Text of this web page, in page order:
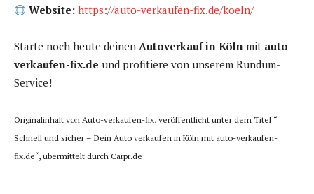
Website:https://auto-verkaufen-fix.de/koeln/
Starte noch heute deinen Autoverkauf in Köln mit auto-
verkaufen-fix.de und profitiere von unserem Rundum-
Service!
Originalinhalt von Auto-verkaufen-fix, veröffentlicht unter dem Titel “
Schnell und sicher – Dein Auto verkaufen in Köln mit auto-verkaufen-
fix.de“, übermittelt durch Carpr.de